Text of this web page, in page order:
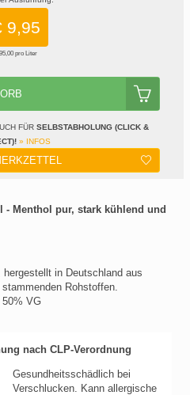
9,95
pro Liter
FÜR SELBSTABHOLUNG (CLICK &
» INFOS
- Menthol pur, stark kühlend und
hergestellt in Deutschland aus
Rohstoffen.
VG
nach CLP-Verordnung
Gesundheitsschädlich bei
Verschlucken.
Kann allergische